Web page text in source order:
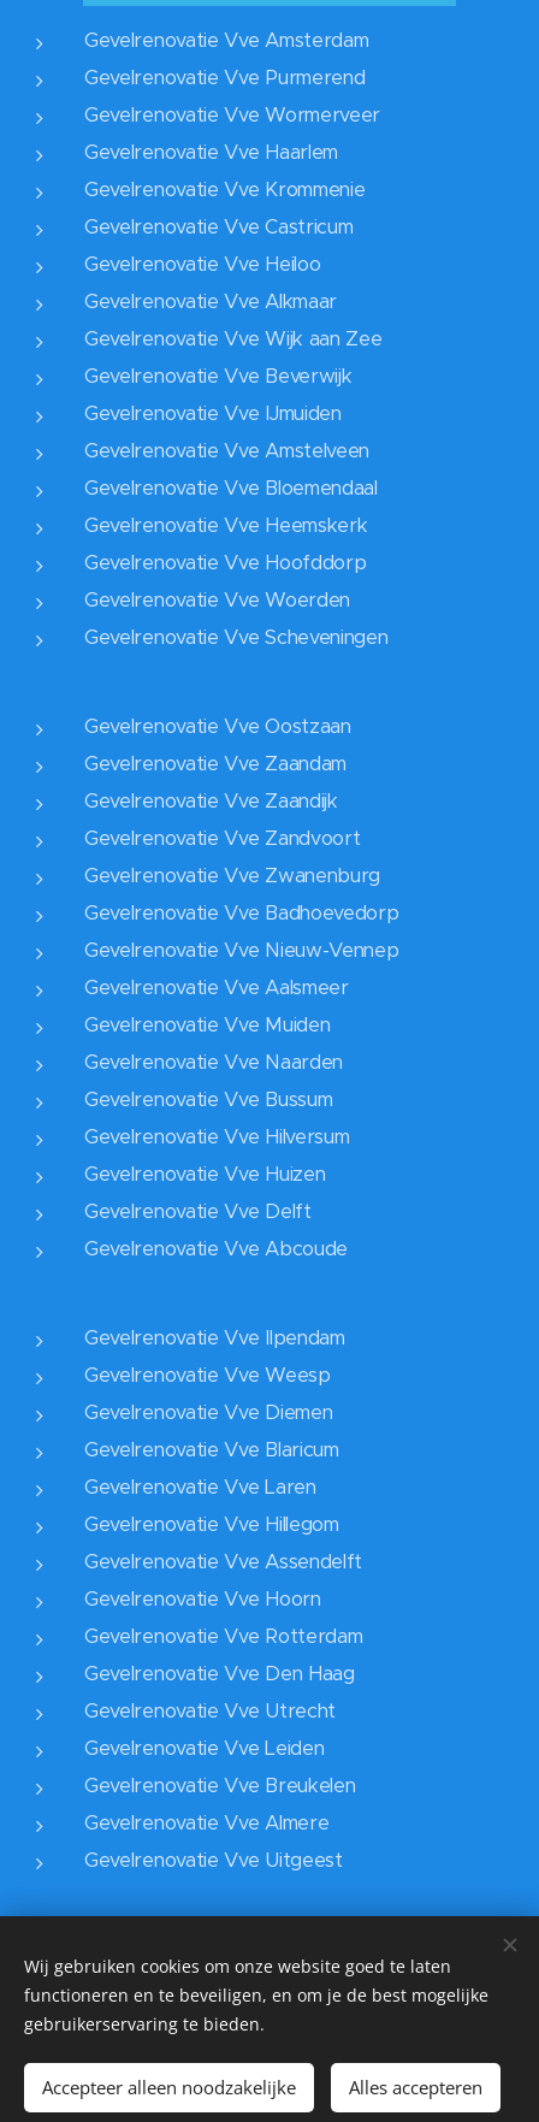
Gevelrenovatie Vve Amsterdam
Gevelrenovatie Vve Purmerend
Gevelrenovatie Vve Wormerveer
Gevelrenovatie Vve Haarlem
Gevelrenovatie Vve Krommenie
Gevelrenovatie Vve Castricum
Gevelrenovatie Vve Heiloo
Gevelrenovatie Vve Alkmaar
Gevelrenovatie Vve Wijk aan Zee
Gevelrenovatie Vve Beverwijk
Gevelrenovatie Vve IJmuiden
Gevelrenovatie Vve Amstelveen
Gevelrenovatie Vve Bloemendaal
Gevelrenovatie Vve Heemskerk
Gevelrenovatie Vve Hoofddorp
Gevelrenovatie Vve Woerden
Gevelrenovatie Vve Scheveningen
Gevelrenovatie Vve Oostzaan
Gevelrenovatie Vve Zaandam
Gevelrenovatie Vve Zaandijk
Gevelrenovatie Vve Zandvoort
Gevelrenovatie Vve Zwanenburg
Gevelrenovatie Vve Badhoevedorp
Gevelrenovatie Vve Nieuw-Vennep
Gevelrenovatie Vve Aalsmeer
Gevelrenovatie Vve Muiden
Gevelrenovatie Vve Naarden
Gevelrenovatie Vve Bussum
Gevelrenovatie Vve Hilversum
Gevelrenovatie Vve Huizen
Gevelrenovatie Vve Delft
Gevelrenovatie Vve Abcoude
Gevelrenovatie Vve Ilpendam
Gevelrenovatie Vve Weesp
Gevelrenovatie Vve Diemen
Gevelrenovatie Vve Blaricum
Gevelrenovatie Vve Laren
Gevelrenovatie Vve Hillegom
Gevelrenovatie Vve Assendelft
Gevelrenovatie Vve Hoorn
Gevelrenovatie Vve Rotterdam
Gevelrenovatie Vve Den Haag
Gevelrenovatie Vve Utrecht
Gevelrenovatie Vve Leiden
Gevelrenovatie Vve Breukelen
Gevelrenovatie Vve Almere
Gevelrenovatie Vve Uitgeest
10 jaar garantie op Gevelreiniging, Dakreiniging en
Impregneer. ☎️020 21 01 223
Copyright1962 - 2022 ©Dienstverleningkars | All rights reserved
Cookies
Wij gebruiken cookies om onze website goed te laten
functioneren en te beveiligen, en om je de best mogelijke
gebruikerservaring te bieden.
Accepteer alleen noodzakelijke Alles accepteren